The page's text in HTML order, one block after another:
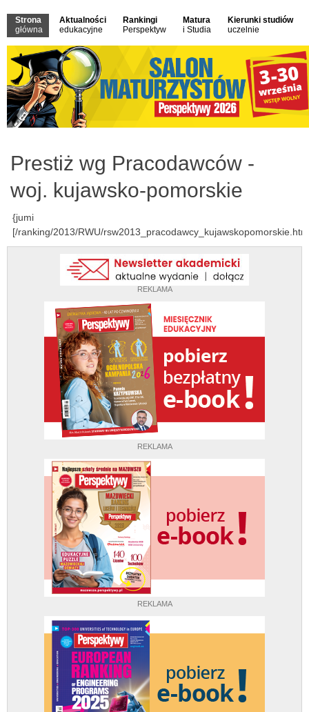
Strona
główna
Aktualności
edukacyjne
Rankingi
Perspektyw
Matura
i Studia
Kierunki studiów
uczelnie
REKLAMA
REKLAMA
REKLAMA
Prestiż wg Pracodawców -
woj. kujawsko-pomorskie
{jumi
[/ranking/2013/RWU/